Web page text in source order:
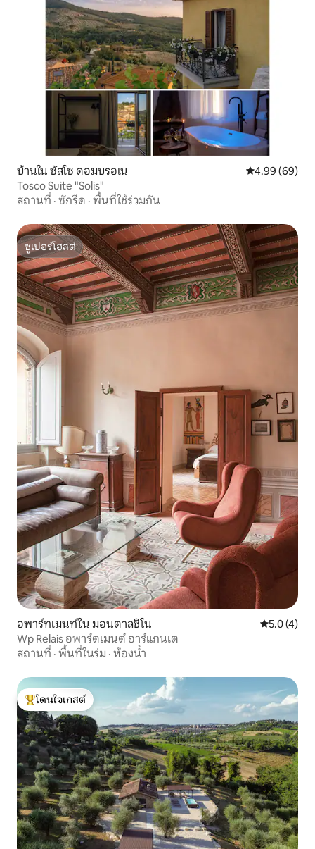
บ้านใน ซัสโซ ดอมบรอเน คะแนนเฉลี่ย
4.99 (69)
Tosco Suite "Solis"
สถานที่ · ซักรีด · พื้นที่ใช้ร่วมกัน
ซูเปอร์โฮสต์
ซูเปอร์โฮสต์
อพาร์ทเมนท์ใน มอนตาลชิโน คะแนนเฉลี่
5.0 (4)
Wp Relais อพาร์ตเมนต์ อาร์แกนเต
สถานที่ · พื้นที่ในร่ม · ห้องน้ำ
โดนใจเกสต์ที่สุด
โดนใจเกสต์